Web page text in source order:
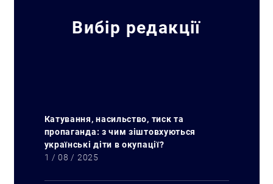
Вибір редакції
Катування, насильство, тиск та
пропаганда: з чим зіштовхуються
українські діти в окупації?
1 / 08 / 2025